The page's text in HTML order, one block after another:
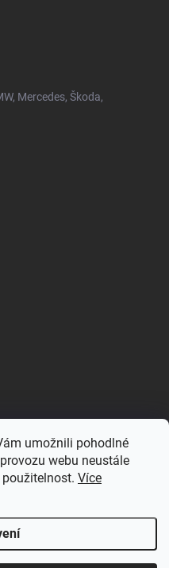
umožnili pohodlné
webu neustále
Více
Mercedes, Škoda,